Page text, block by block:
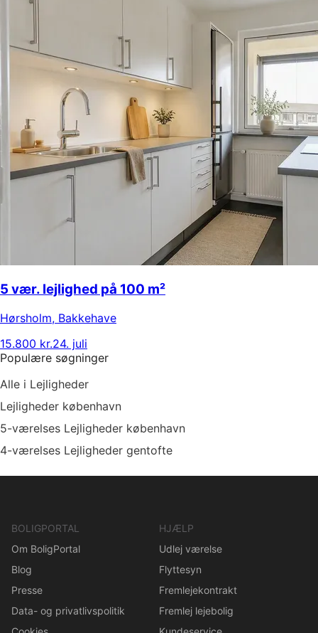
5 vær. lejlighed på 100 m²
Hørsholm, Bakkehave
15.800 kr.24. juli
Populære søgninger
Alle i Lejligheder
Lejligheder københavn
5-værelses Lejligheder københavn
4-værelses Lejligheder gentofte
BOLIGPORTAL
Om BoligPortal
Blog
Presse
Data- og privatlivspolitik
HJÆLP
Udlej værelse
Flyttesyn
Fremlejekontrakt
Fremlej lejebolig